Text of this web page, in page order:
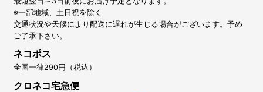
※一部地域、土日祝を除く
交通状況や天候により配送に遅れが生じる場合がございます。予め
ご了承下さい。
ネコポス
全国一律290円（税込）
クロネコ宅急便